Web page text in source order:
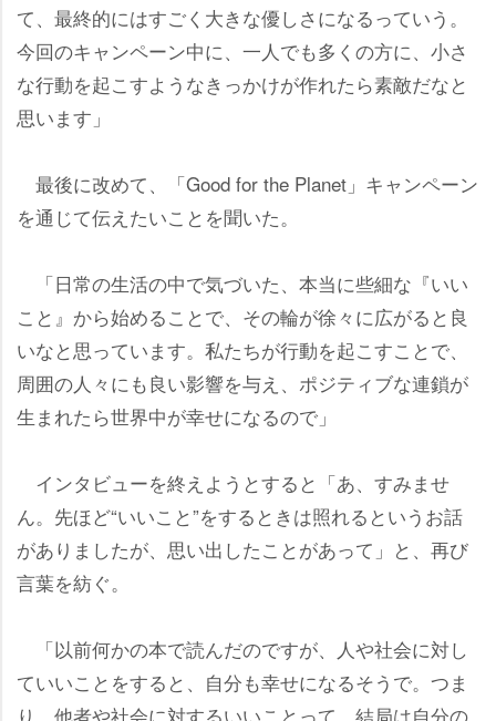
て、最終的にはすごく大きな優しさになるっていう。
今回のキャンペーン中に、一人でも多くの方に、小さ
な行動を起こすようなきっかけが作れたら素敵だなと
思います」
最後に改めて、「Good for the Planet」キャンペーン
を通じて伝えたいことを聞いた。
「日常の生活の中で気づいた、本当に些細な『いい
こと』から始めることで、その輪が徐々に広がると良
いなと思っています。私たちが行動を起こすことで、
周囲の人々にも良い影響を与え、ポジティブな連鎖が
生まれたら世界中が幸せになるので」
インタビューを終えようとすると「あ、すみませ
ん。先ほど“いいこと”をするときは照れるというお話
がありましたが、思い出したことがあって」と、再び
言葉を紡ぐ。
「以前何かの本で読んだのですが、人や社会に対し
ていいことをすると、自分も幸せになるそうで。つま
り、他者や社会に対するいいことって、結局は自分の